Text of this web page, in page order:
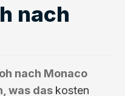
nach
nach Monaco
was das kosten